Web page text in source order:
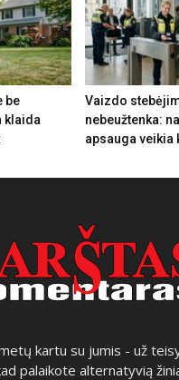
be
klaida
Vaizdo
nebeužtenka:
apsauga veikia
kartu su jumis - už
palaikote alternatyvią